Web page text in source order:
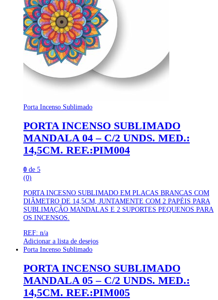
Porta Incenso Sublimado
PORTA INCENSO SUBLIMADO
MANDALA 04 – C/2 UNDS. MED.:
14,5CM. REF.:PIM004
0 de 5
(0)
PORTA INCESNO SUBLIMADO EM PLACAS BRANCAS COM
DIÂMETRO DE 14,5CM, JUNTAMENTE COM 2 PAPÉIS PARA
SUBLIMAÇÃO MANDALAS E 2 SUPORTES PEQUENOS PARA
OS INCENSOS.
REF: n/a
Adicionar a lista de desejos
Porta Incenso Sublimado
PORTA INCENSO SUBLIMADO
MANDALA 05 – C/2 UNDS. MED.:
14,5CM. REF.:PIM005